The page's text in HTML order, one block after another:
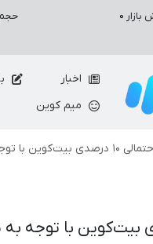
بازار ۰
اخبار
میم کوین
به نتایج انتخابات آمریکا